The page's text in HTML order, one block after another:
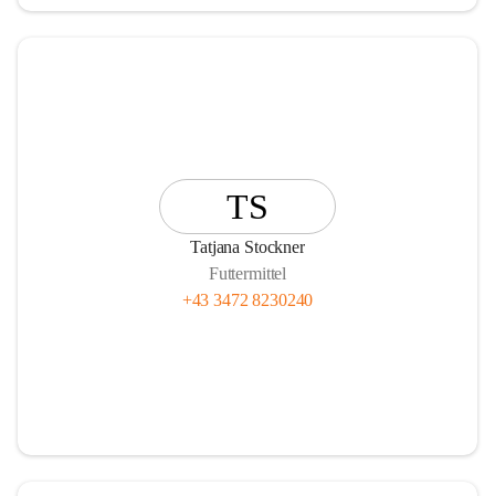
TS
Tatjana Stockner
Futtermittel
+43 3472 8230240